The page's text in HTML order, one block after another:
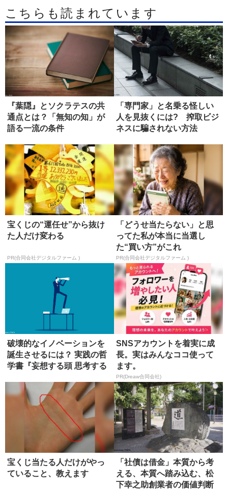
こちらも読まれています
『葉隠』とソクラテスの共
通点とは？「無知の知」が
語る一流の条件
「専門家」と名乗る怪しい
人を見抜くには? 搾取ビジ
ネスに騙されない方法
宝くじの“運任せ”から抜け
た人だけ変わる
PR(合同会社デジタルファーム )
「どうせ当たらない」と思
ってた私が本当に当選し
た“買い方”がこれ
PR(合同会社デジタルファーム )
破壊的なイノベーションを
誕生させるには？ 実践の哲
学書『妄想する頭 思考する
SNSアカウントを着実に成
長。実はみんなココ使って
ます。
PR(Dreaw合同会社)
宝くじ当たる人だけがやっ
ていること、教えます
「社債は借金」本質から考
える、本質へ踏み込む、松
下幸之助創業者の価値判断